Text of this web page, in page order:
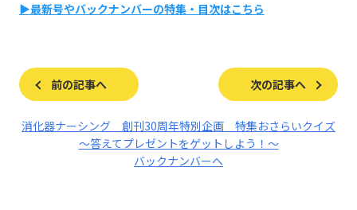
▶最新号やバックナンバーの特集・目次はこちら
前の記事へ 次の記事へ
消化器ナーシング 創刊30周年特別企画 特集おさらいクイズ
～答えてプレゼントをゲットしよう！～
バックナンバーへ